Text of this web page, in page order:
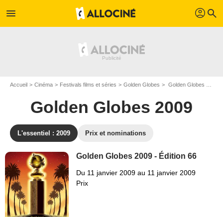
menu profil search
Accueil Cinéma Festivals films et séries Golden Globes Golden Globes 2009 - Edition n°66
Golden Globes 2009
L'essentiel : 2009 Prix et nominations
Golden Globes 2009 - Édition 66
Du 11 janvier 2009 au 11 janvier 2009
Prix